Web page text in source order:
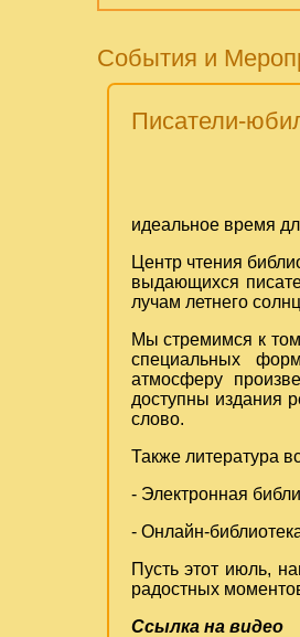
События и
Писатели-
идеальное время
Центр чтения
выдающихся
лучам летнего
Мы стремимся к
специальных
атмосферу
доступны издания
слово.
Также литература
- Электронная
- Онлайн-
Пусть этот июль,
радостных
Ссылка на видео